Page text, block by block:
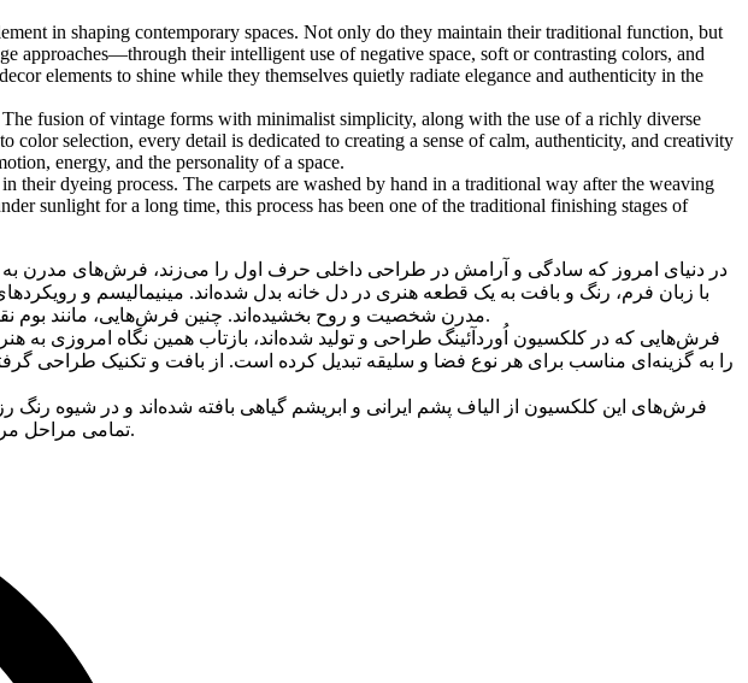
in shaping contemporary spaces. Not only do they maintain their traditional function, but
approaches—through their intelligent use of negative space, soft or contrasting colors, and
elements to shine while they themselves quietly radiate elegance and authenticity in the
fusion of vintage forms with minimalist simplicity, along with the use of a richly diverse
color selection, every detail is dedicated to creating a sense of calm, authenticity, and creativity
energy, and the personality of a space.
dyeing process. The carpets are washed by hand in a traditional way after the weaving
sunlight for a long time, this process has been one of the traditional finishing stages of
در دنیای امروز که سادگی و آرامش در طراحی داخلی حرف اول را می‌زند، فرش‌های مدرن به
با زبان فرم، رنگ و بافت به یک قطعه هنری در دل خانه بدل شده‌اند. مینیمالیسم و
مدرن شخصیت و روح بخشیده‌اند. چنین فرش‌هایی، مانند بوم نقاشی، اجازه می‌دهند سایر عناصر دکور بدرخشند، در حالی که خودشان با وقار و اصالت در پس‌زمینه می‌درخشند.
فرش‌هایی که در کلکسیون اُوردآئينگ طراحی و تولید شده‌اند، بازتاب همین نگاه امروزی به
را به گزینه‌ای مناسب برای هر نوع فضا و سلیقه تبدیل کرده است. از بافت و تکنیک طراحی
فرش‌های این کلکسیون از الیاف پشم ایرانی و ابریشم گیاهی بافته شده‌اند و در
تمامی مراحل مربوط به شیرازه‌زنی، دوگره‌کردن ریشه‌ها و پرداخت سطح فرش با دستان توانای استادکاران خبره، انجام می‌گیرد.